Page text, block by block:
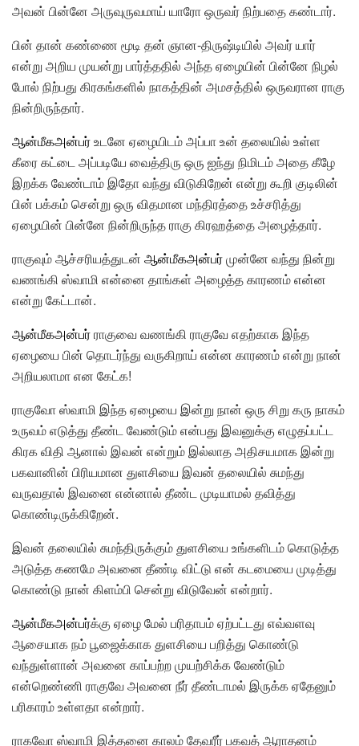
அவன் பின்னே அருவுருவமாய் யாரோ ஒருவர் நிற்பதை கண்டார்.
பின் தான் கண்ணை மூடி தன் ஞான-திருஷ்டியில் அவர் யார்
என்று அறிய முயன்று பார்த்ததில் அந்த ஏழையின் பின்னே நிழல்
போல் நிற்பது கிரகங்களில் நாகத்தின் அமசத்தில் ஒருவரான ராகு
நின்றிருந்தார்.
ஆன்மீகஅன்பர்உடனே ஏழையிடம் அப்பா உன் தலையில் உள்ள
கீரை கட்டை அப்படியே வைத்திரு ஒரு ஐந்து நிமிடம் அதை கீழே
இறக்க வேண்டாம் இதோ வந்து விடுகிறேன் என்று கூறி குடிலின்
பின் பக்கம் சென்று ஒரு விதமான மந்திரத்தை உச்சரித்து
ஏழையின் பின்னே நின்றிருந்த ராகு கிரஹத்தை அழைத்தார்.
ராகுவும் ஆச்சரியத்துடன் ஆன்மீகஅன்பர்முன்னே வந்து நின்று
வணங்கி ஸ்வாமி என்னை தாங்கள் அழைத்த காரணம் என்ன
என்று கேட்டான்.
ஆன்மீகஅன்பர்ராகுவை வணங்கி ராகுவே எதற்காக இந்த
ஏழையை பின் தொடர்ந்து வருகிறாய் என்ன காரணம் என்று நான்
அறியலாமா என கேட்க!
ராகுவோ ஸ்வாமி இந்த ஏழையை இன்று நான் ஒரு சிறு கரு நாகம்
உருவம் எடுத்து தீண்ட வேண்டும் என்பது இவனுக்கு எழுதப்பட்ட
கிரக விதி ஆனால் இவன் என்றும் இல்லாத அதிசயமாக இன்று
பகவானின் பிரியமான துளசியை இவன் தலையில் சுமந்து
வருவதால் இவனை என்னால் தீண்ட முடியாமல் தவித்து
கொண்டிருக்கிறேன்.
இவன் தலையில் சுமந்திருக்கும் துளசியை உங்களிடம் கொடுத்த
அடுத்த கணமே அவனை தீண்டி விட்டு என் கடமையை முடித்து
கொண்டு நான் கிளம்பி சென்று விடுவேன் என்றார்.
ஆன்மீகஅன்பர்க்கு ஏழை மேல் பரிதாபம் ஏற்பட்டது எவ்வளவு
ஆசையாக நம் பூஜைக்காக துளசியை பறித்து கொண்டு
வந்துள்ளான் அவனை காப்பற்ற முயற்சிக்க வேண்டும்
என்றெண்ணி ராகுவே அவனை நீர் தீண்டாமல் இருக்க ஏதேனும்
பரிகாரம் உள்ளதா என்றார்.
ராகவோ ஸ்வாமி இத்தனை காலம் தேவரீர் பகவத் ஆராதனம்